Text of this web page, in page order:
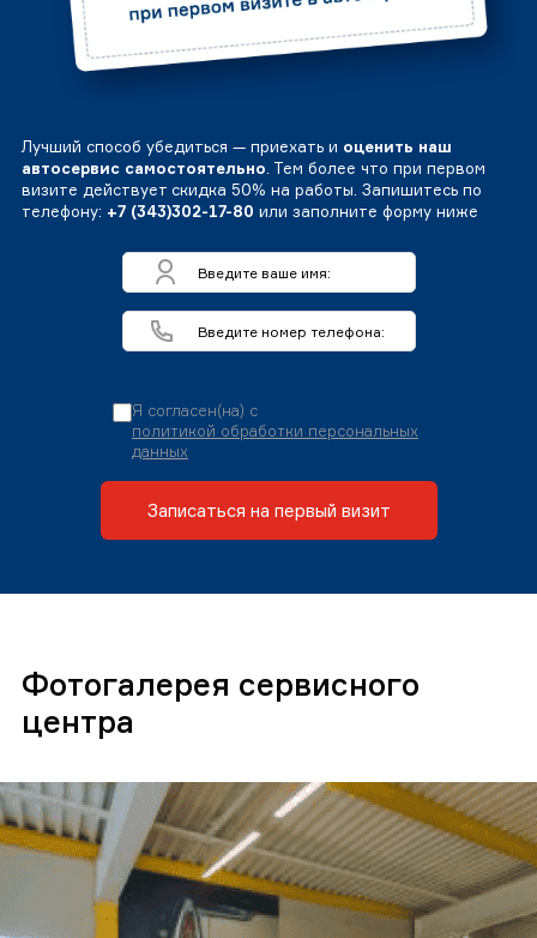
Лучший способ убедиться — приехать и оценить наш
автосервис самостоятельно. Тем более что при первом
визите действует скидка 50% на работы. Запишитесь по
телефону: +7 (343)302-17-80 или заполните форму ниже
Я согласен(на) с
политикой обработки персональных
данных
Записаться на первый визит
Фотогалерея сервисного
центра